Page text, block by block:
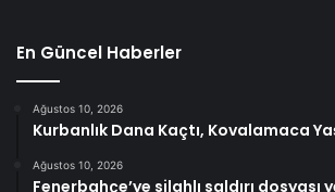
En Güncel Haberler
Ağustos 10, 2026
Kurbanlık Dana Kaçtı, Kovalamaca
Ağustos 10, 2026
Fenerbahçe’ye silahlı saldırı dosyası